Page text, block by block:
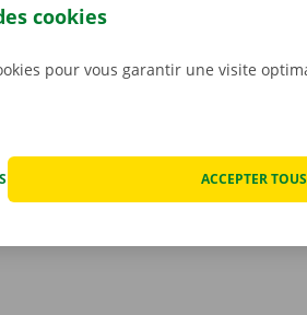
pour Android sur le
cookies
pour vous garantir une visite
ACCEPTER